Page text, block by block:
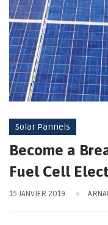
Solar Pannels
Become a
Fuel Cell
15 JANVIER 2019